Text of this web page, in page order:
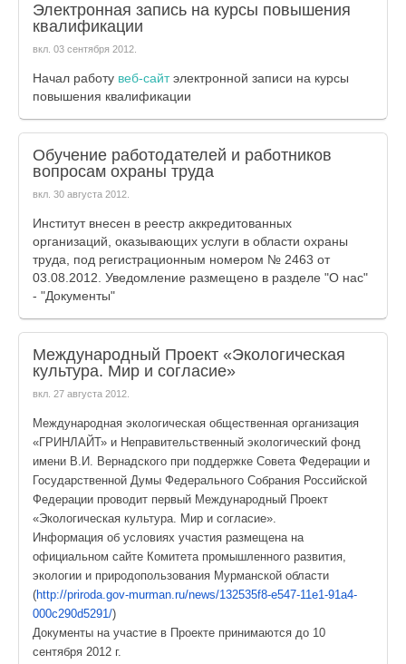
Электронная запись на курсы повышения
квалификации
вкл. 03 сентября 2012
Начал работу веб-сайтэлектронной записи на курсы
повышения квалификации
Обучение работодателей и работников
вопросам охраны труда
вкл. 30 августа 2012
Институт внесен в реестр аккредитованных
организаций, оказывающих услуги в области охраны
труда, под регистрационным номером № 2463 от
03.08.2012. Уведомление размещено в разделе "О нас"
- "Документы"
Международный Проект «Экологическая
культура. Мир и согласие»
вкл. 27 августа 2012
Международная экологическая общественная организация
«ГРИНЛАЙТ» и Неправительственный экологический фонд
имени В.И. Вернадского при поддержке Совета Федерации и
Государственной Думы Федерального Собрания Российской
Федерации проводит первый Международный Проект
«Экологическая культура. Мир и согласие».
Информация об условиях участия размещена на
официальном сайте Комитета промышленного развития,
экологии и природопользования Мурманской области
(http://priroda.gov-murman.ru/news/132535f8-e547-11e1-91a4-
000c290d5291/)
Документы на участие в Проекте принимаются до 10
сентября 2012 г.